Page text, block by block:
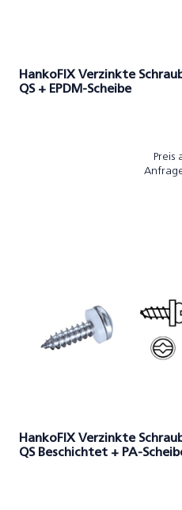
HankoFIX Verzinkte
QS + EPDM-Scheibe
Preis
HankoFIX Verzinkte
QS Beschichtet + PA-